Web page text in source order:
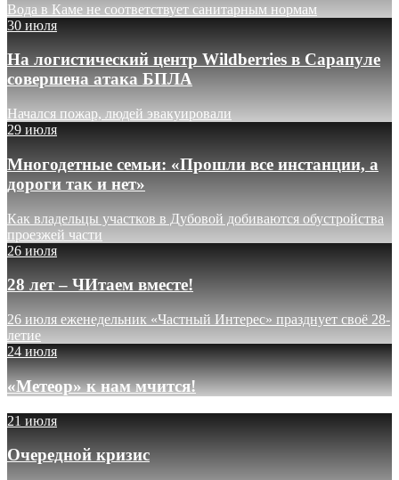
Вода в Каме не соответствует санитарным нормам
30 июля
На логистический центр Wildberries в Сарапуле
совершена атака БПЛА
Начался пожар, людей эвакуировали
29 июля
Многодетные семьи: «Прошли все инстанции, а
дороги так и нет»
Как владельцы участков в Дубовой добиваются обустройства
проезжей части
26 июля
28 лет – ЧИтаем вместе!
26 июля еженедельник «Частный Интерес» празднует своё 28-
летие
24 июля
«Метеор» к нам мчится!
21 июля
Очередной кризис